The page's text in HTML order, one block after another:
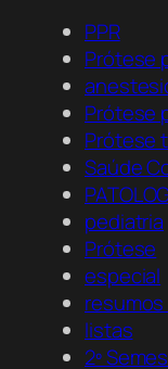
PPR
Prótese
Prótese
Prótese
Saúde
pediatria
Prótese
especial
listas
2º